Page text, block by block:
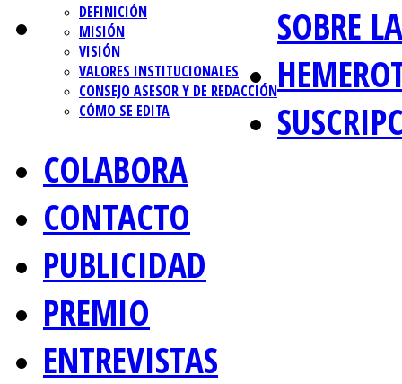
SOBRE
DEFINICIÓN
MISIÓN
VISIÓN
VALORES INSTITUCIONALES
CONSEJO ASESOR Y DE REDACCIÓN
CÓMO SE EDITA
COLABORA
CONTACTO
PUBLICIDAD
PREMIO
ENTREVISTAS